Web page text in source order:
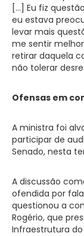
[…] Eu fiz
eu estava
levar mais
me sentir
retirar daquela
não tolerar
Ofensas em
A ministra foi
participar de
Senado, nesta
A discussão
ofendida por
questionou a
Rogério, que
Infraestrutura do